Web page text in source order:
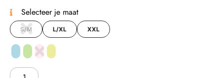
Selecteer je maat
S/M L/XL XXL